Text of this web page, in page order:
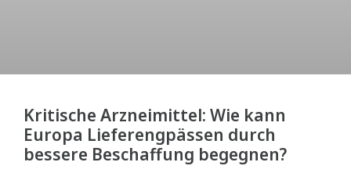
Kritische Arzneimittel: Wie kann
Europa Lieferengpässen durch
bessere Beschaffung begegnen?